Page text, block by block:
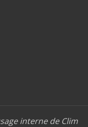
interne de Clim